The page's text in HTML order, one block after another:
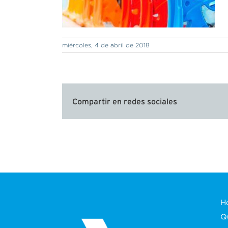
miércoles, 4 de abril de 2018
Compartir en redes sociales